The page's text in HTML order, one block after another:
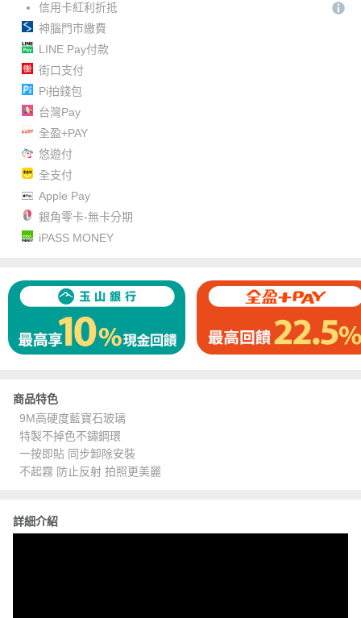
信用卡紅利折抵
神腦門市繳費
LINE Pay付款
街口支付
Pi拍錢包
台灣Pay
全盈+PAY
悠遊付
全支付
Apple Pay
銀角零卡-無卡分期
iPASS MONEY
商品特色
9M高硬度藍寶石玻璃
特製不掉色不鏽鋼環
一按即貼 同步卸除安裝
不起霧 防止反射 拍照更美麗
詳細介紹